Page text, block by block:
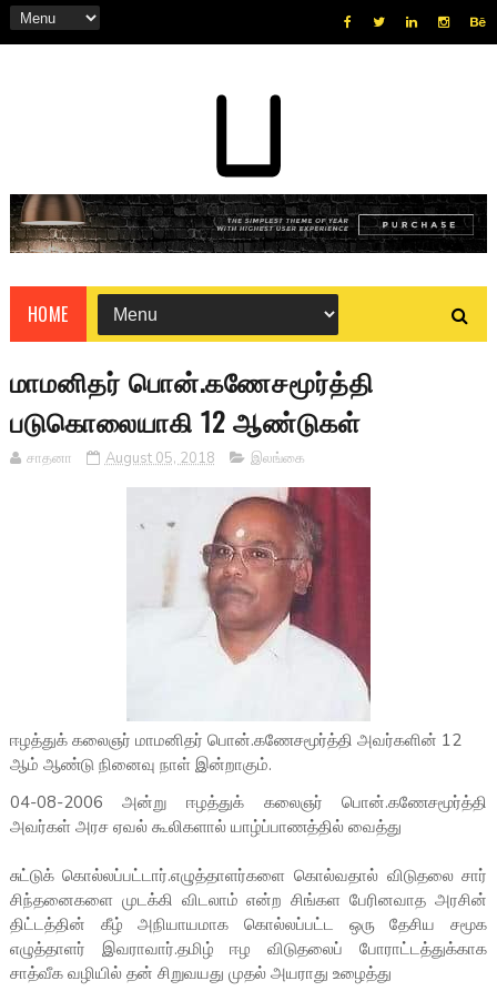
HOME
மாமனிதர் பொன்.கணேசமூர்த்தி
படுகொலையாகி 12 ஆண்டுகள்
சாதனா August 05, 2018 இலங்கை
ஈழத்துக் கலைஞர் மாமனிதர் பொன்.கணேசமூர்த்தி அவர்களின் 12
ஆம் ஆண்டு நினைவு நாள் இன்றாகும்.
04-08-2006 அன்று ஈழத்துக் கலைஞர் பொன்.கணேசமூர்த்தி
அவர்கள் அரச ஏவல்கூலிகளால் யாழ்ப்பாணத்தில் வைத்து
சுட்டுக் கொல்லப்பட்டார்.எழுத்தாளர்களை கொல்வதால் விடுதலை சார்
சிந்தனைகளை முடக்கி விடலாம் என்ற சிங்கள பேரினவாத அரசின்
திட்டத்தின் கீழ் அநியாயமாக கொல்லப்பட்ட ஒரு தேசிய சமூக
எழுத்தாளர் இவராவார்.தமிழ் ஈழ விடுதலைப் போராட்டத்துக்காக
சாத்வீக வழியில் தன் சிறுவயது முதல் அயராது உழைத்து